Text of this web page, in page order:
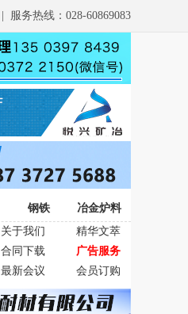
| 服务热线：028-60869083
钢铁 冶金炉料
关于我们
精华文萃
合同下载
广告服务
最新会议
会员订购